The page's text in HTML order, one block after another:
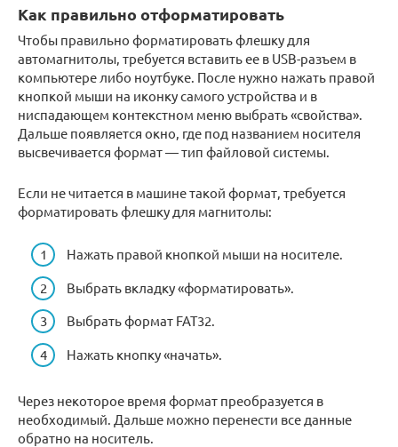
Как правильно отформатировать
Чтобы правильно форматировать флешку для
автомагнитолы, требуется вставить ее в USB-разъем в
компьютере либо ноутбуке. После нужно нажать правой
кнопкой мыши на иконку самого устройства и в
ниспадающем контекстном меню выбрать «свойства».
Дальше появляется окно, где под названием носителя
высвечивается формат — тип файловой системы.
Если не читается в машине такой формат, требуется
форматировать флешку для магнитолы:
Нажать правой кнопкой мыши на носителе.
Выбрать вкладку «форматировать».
Выбрать формат FAT32.
Нажать кнопку «начать».
Через некоторое время формат преобразуется в
необходимый. Дальше можно перенести все данные
обратно на носитель.